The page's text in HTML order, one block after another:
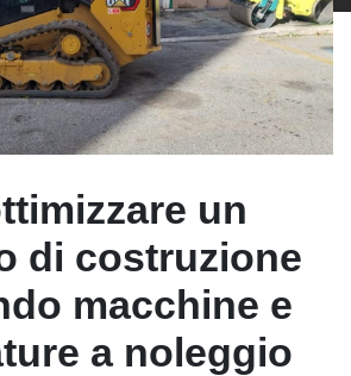
un
di costruzione
macchine e
a noleggio